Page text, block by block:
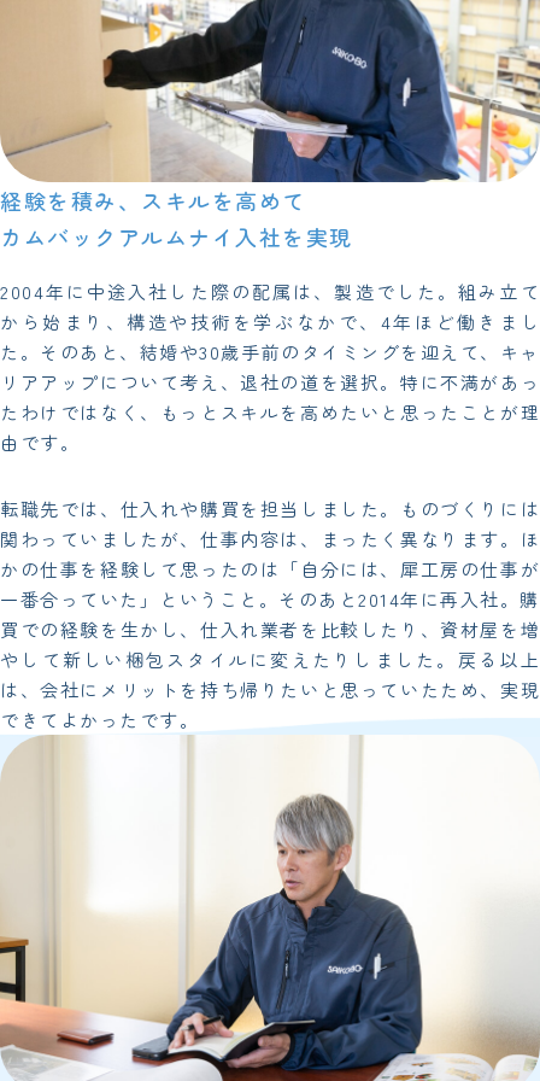
経験を積み、スキルを高めて
カムバックアルムナイ入社を実現
2004年に中途入社した際の配属は、製造でした。組み立て
から始まり、構造や技術を学ぶなかで、4年ほど働きまし
た。そのあと、結婚や30歳手前のタイミングを迎えて、キャ
リアアップについて考え、退社の道を選択。特に不満があっ
たわけではなく、もっとスキルを高めたいと思ったことが理
由です。
転職先では、仕入れや購買を担当しました。ものづくりには
関わっていましたが、仕事内容は、まったく異なります。ほ
かの仕事を経験して思ったのは「自分には、犀工房の仕事が
一番合っていた」ということ。そのあと2014年に再入社。購
買での経験を生かし、仕入れ業者を比較したり、資材屋を増
やして新しい梱包スタイルに変えたりしました。戻る以上
は、会社にメリットを持ち帰りたいと思っていたため、実現
できてよかったです。